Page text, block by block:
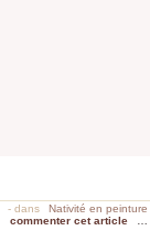
- dans
Nativité en peinture
commenter cet article